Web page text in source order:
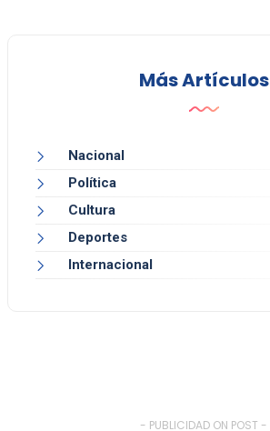
Más Artículos
Nacional
Política
Cultura
Deportes
Internacional
- PUBLICIDAD ON POST -